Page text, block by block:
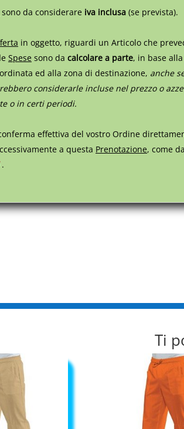
sono da considerare iva inclusa (se prevista).
in oggetto, riguardi un Articolo che
Spese sono da calcolare a parte, in base
ed alla zona di destinazione, anche
considerarle incluse nel prezzo o
o in certi periodi.
effettiva del vostro Ordine
a questa Prenotazione, come da
.
Ti